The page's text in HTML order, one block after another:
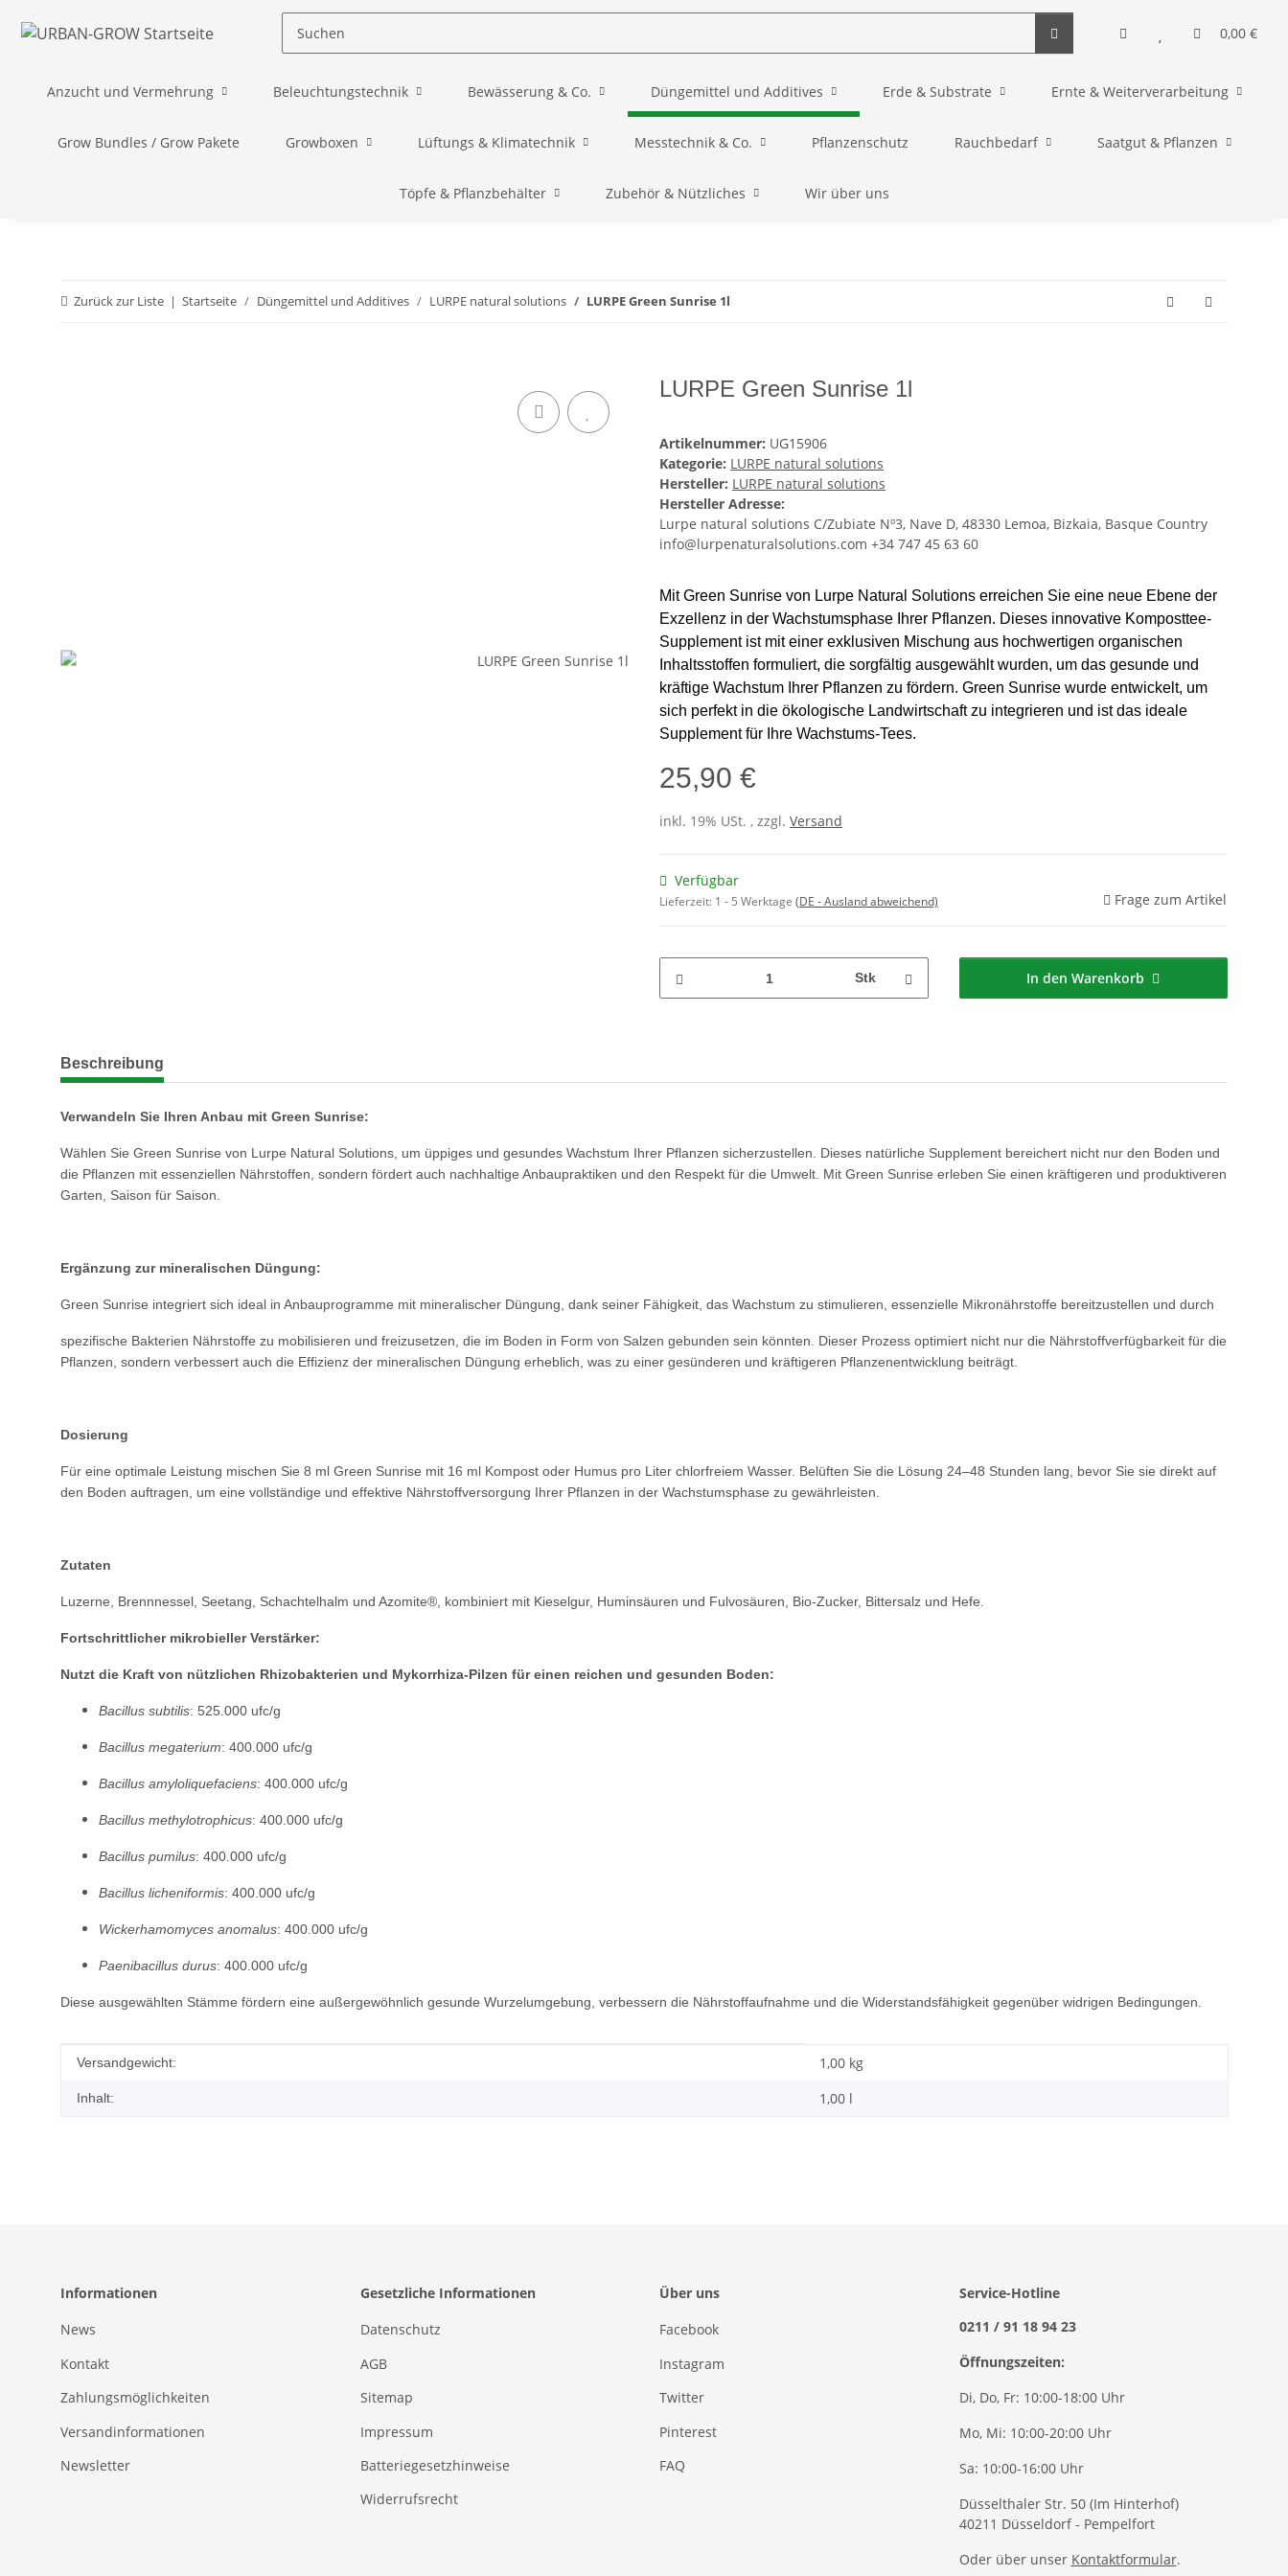
0,00 €
Anzucht und Vermehrung Beleuchtungstechnik Bewässerung & Co. Düngemittel und Additives Erde & Substrate Ernte & Weiterverarbeitung
Grow Bundles / Grow Pakete Growboxen Lüftungs & Klimatechnik Messtechnik & Co. Pflanzenschutz Rauchbedarf Saatgut & Pflanzen
Töpfe & Pflanzbehälter Zubehör & Nützliches Wir über uns
Zurück zur Liste Startseite Düngemittel und Additives LURPE natural solutions LURPE Green Sunrise 1l
LURPE Green Sunrise 1l
Artikelnummer: UG15906
Kategorie: LURPE natural solutions
Hersteller: LURPE natural solutions
Hersteller Adresse:
Lurpe natural solutions C/Zubiate Nº3, Nave D, 48330 Lemoa, Bizkaia, Basque Country
info@lurpenaturalsolutions.com +34 747 45 63 60
Mit Green Sunrise von Lurpe Natural Solutions erreichen Sie eine neue Ebene der
Exzellenz in der Wachstumsphase Ihrer Pflanzen. Dieses innovative Komposttee-
Supplement ist mit einer exklusiven Mischung aus hochwertigen organischen
Inhaltsstoffen formuliert, die sorgfältig ausgewählt wurden, um das gesunde und
kräftige Wachstum Ihrer Pflanzen zu fördern. Green Sunrise wurde entwickelt, um
sich perfekt in die ökologische Landwirtschaft zu integrieren und ist das ideale
Supplement für Ihre Wachstums-Tees.
25,90 €
inkl. 19% USt. , zzgl. Versand
Verfügbar
Lieferzeit: 1 - 5 Werktage (DE - Ausland abweichend) Frage zum Artikel
Stk In den Warenkorb
weitere Registerkarten anzeigen
Beschreibung
Verwandeln Sie Ihren Anbau mit Green Sunrise:
Wählen Sie Green Sunrise von Lurpe Natural Solutions, um üppiges und gesundes Wachstum Ihrer Pflanzen sicherzustellen. Dieses natürliche Supplement bereichert nicht nur den Boden und
die Pflanzen mit essenziellen Nährstoffen, sondern fördert auch nachhaltige Anbaupraktiken und den Respekt für die Umwelt. Mit Green Sunrise erleben Sie einen kräftigeren und produktiveren
Garten, Saison für Saison.
Ergänzung zur mineralischen Düngung:
Green Sunrise integriert sich ideal in Anbauprogramme mit mineralischer Düngung, dank seiner Fähigkeit, das Wachstum zu stimulieren, essenzielle Mikronährstoffe bereitzustellen und durch
spezifische Bakterien Nährstoffe zu mobilisieren und freizusetzen, die im Boden in Form von Salzen gebunden sein könnten. Dieser Prozess optimiert nicht nur die Nährstoffverfügbarkeit für die
Pflanzen, sondern verbessert auch die Effizienz der mineralischen Düngung erheblich, was zu einer gesünderen und kräftigeren Pflanzenentwicklung beiträgt.
Dosierung
Für eine optimale Leistung mischen Sie 8 ml Green Sunrise mit 16 ml Kompost oder Humus pro Liter chlorfreiem Wasser. Belüften Sie die Lösung 24–48 Stunden lang, bevor Sie sie direkt auf
den Boden auftragen, um eine vollständige und effektive Nährstoffversorgung Ihrer Pflanzen in der Wachstumsphase zu gewährleisten.
Zutaten
Luzerne, Brennnessel, Seetang, Schachtelhalm und Azomite®, kombiniert mit Kieselgur, Huminsäuren und Fulvosäuren, Bio-Zucker, Bittersalz und Hefe.
Fortschrittlicher mikrobieller Verstärker:
Nutzt die Kraft von nützlichen Rhizobakterien und Mykorrhiza-Pilzen für einen reichen und gesunden Boden:
Bacillus subtilis: 525.000 ufc/g
Bacillus megaterium: 400.000 ufc/g
Bacillus amyloliquefaciens: 400.000 ufc/g
Bacillus methylotrophicus: 400.000 ufc/g
Bacillus pumilus: 400.000 ufc/g
Bacillus licheniformis: 400.000 ufc/g
Wickerhamomyces anomalus: 400.000 ufc/g
Paenibacillus durus: 400.000 ufc/g
Diese ausgewählten Stämme fördern eine außergewöhnlich gesunde Wurzelumgebung, verbessern die Nährstoffaufnahme und die Widerstandsfähigkeit gegenüber widrigen Bedingungen.
Produkteigenschaft
Wert
Versandgewicht: 1,00 kg
Inhalt: 1,00 l
Informationen
News
Kontakt
Zahlungsmöglichkeiten
Versandinformationen
Newsletter
Gesetzliche Informationen
Datenschutz
AGB
Sitemap
Impressum
Batteriegesetzhinweise
Widerrufsrecht
Über uns
Facebook
Instagram
Twitter
Pinterest
FAQ
Service-Hotline
0211 / 91 18 94 23
Öffnungszeiten:
Di, Do, Fr: 10:00-18:00 Uhr
Mo, Mi: 10:00-20:00 Uhr
Sa: 10:00-16:00 Uhr
Düsselthaler Str. 50 (Im Hinterhof)
40211 Düsseldorf - Pempelfort
Oder über unser Kontaktformular.